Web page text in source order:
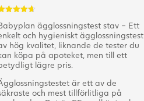
5
ägglossningstest stav – Ett
och hygieniskt ägglossningstest
hög kvalitet, liknande de tester du
köpa på apoteket, men till ett
lägre pris.
är ett av de
och mest tillförlitliga på